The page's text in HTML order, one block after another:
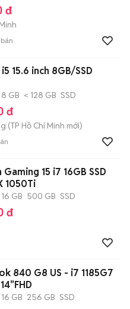
đ
15.6 inch 8GB/SSD
8 GB < 128 GB SSD
đ
(TP Hồ Chí Minh mới)
15 i7 16GB SSD
1050Ti
16 GB 500 GB SSD
đ
840 G8 US - i7 1185G7
16 GB 256 GB SSD